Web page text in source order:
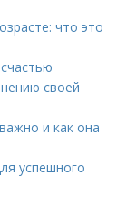
что это
своей
и как она
успешного